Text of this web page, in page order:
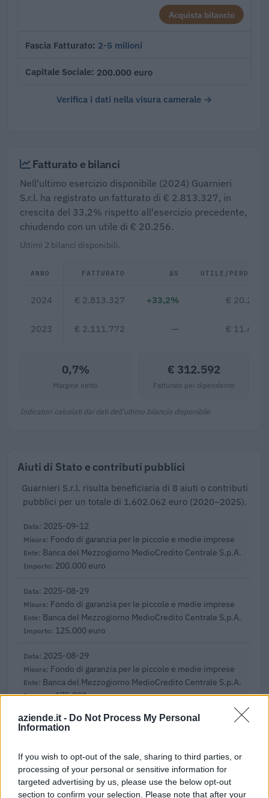
aziende.it - Do Not Process My Personal
Information
If you wish to opt-out of the sale, sharing to third parties, or
processing of your personal or sensitive information for
targeted advertising by us, please use the below opt-out
section to confirm your selection. Please note that after your
Acquista bilancio
Fascia Fatturato 2-5 milioni
Capitale Sociale 200.000 euro
Verifica i dati nella visura camerale →
Fatturato e bilanci
Nell'ultimo esercizio disponibile (2024) Guarnieri
S.r.l. ha registrato un fatturato di € 2.813.327, in
crescita del 33,2% rispetto all'esercizio precedente,
chiudendo con un utile di € 20.256.
Ultimi 2 bilanci disponibili.
ANNO FATTURATO Δ% UTILE/PERDITA
2024 € 2.813.327 +33,2% € 20.256
2023 € 2.111.772 — € 11.473
0,7%
Margine netto
€ 312.592
Fatturato per dipendente
Indicatori calcolati dai dati dell'ultimo bilancio disponibile.
Aiuti di Stato e contributi pubblici
Guarnieri S.r.l. risulta beneficiaria di 8 aiuti o contributi
pubblici per un totale di 1.602.062 euro (2020–2025).
2025-09-12
Fondo di garanzia per le piccole e medie imprese
Banca del Mezzogiorno MedioCredito Centrale S.p.A.
200.000 euro
2025-08-29
Fondo di garanzia per le piccole e medie imprese
Banca del Mezzogiorno MedioCredito Centrale S.p.A.
125.000 euro
2025-08-29
Fondo di garanzia per le piccole e medie imprese
Banca del Mezzogiorno MedioCredito Centrale S.p.A.
175.000 euro
2022-12-02
Fondo di garanzia per le piccole e medie imprese
240.000 euro
2022-09-23